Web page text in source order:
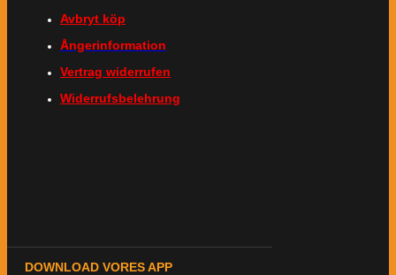
Avbryt köp
Ångerinformation
Vertrag widerrufen
Widerrufsbelehrung
DOWNLOAD VORES APP